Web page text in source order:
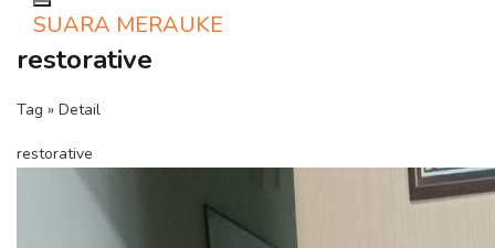
Toggle navigation
SUARA MERAUKE
restorative
Tag » Detail
restorative